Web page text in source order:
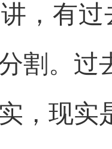
，有
割。过
，现实